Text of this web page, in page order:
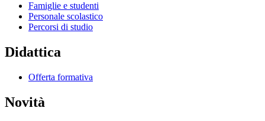
Famiglie e studenti
Personale scolastico
Percorsi di studio
Didattica
Offerta formativa
Novità